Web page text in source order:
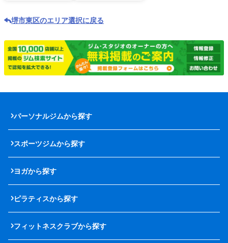
堺市東区のエリア選択に戻る
パーソナルジムから探す
スポーツジムから探す
ヨガから探す
ピラティスから探す
フィットネスクラブから探す